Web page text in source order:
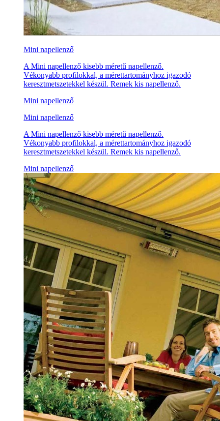
Mini napellenző
A Mini napellenző kisebb méretű napellenző.
Vékonyabb profilokkal, a mérettartományhoz igazodó
keresztmetszetekkel készül. Remek kis napellenző.
Mini napellenző
Mini napellenző
A Mini napellenző kisebb méretű napellenző.
Vékonyabb profilokkal, a mérettartományhoz igazodó
keresztmetszetekkel készül. Remek kis napellenző.
Mini napellenző